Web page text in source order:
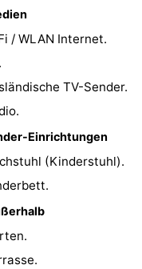
/ WLAN Internet.
TV-Sender.
Einrichtungen
(Kinderstuhl).